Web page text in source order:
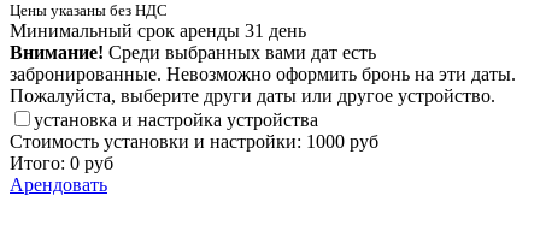
Цены указаны без НДС
Минимальный срок аренды 31 день
Внимание! Среди выбранных вами дат есть
забронированные. Невозможно оформить бронь на эти даты.
Пожалуйста, выберите други даты или другое устройство.
установка и настройка устройства
Стоимость установки и настройки: 1000 руб
Итого: 0 руб
Арендовать